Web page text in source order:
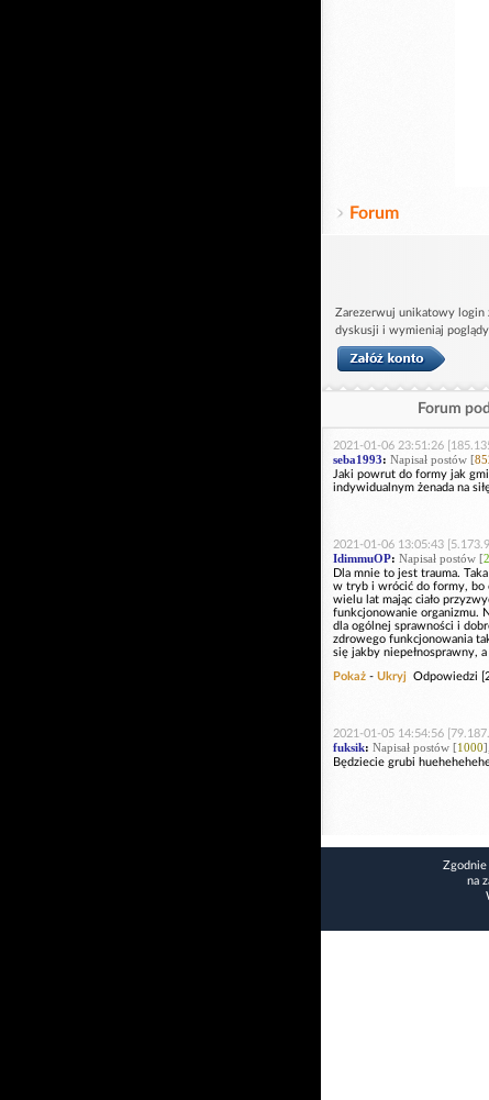
Forum
Zarezerwuj unikatowy login
dyskusji i wymieniaj poglądy
Forum
2021-01-06 23:51:26
seba1993: Napisał postów [
Jaki powrut do formy jak
indywidualnym żenada na
2021-01-06 13:05:43
IdimmuOP: Napisał postów [
Dla mnie to jest trauma.
w tryb i wrócić do formy, bo
wielu lat mając ciało
funkcjonowanie organizmu.
dla ogólnej sprawności i
zdrowego funkcjonowania
się jakby niepełnosprawny,
Pokaż - Ukryj Odpowiedzi
2021-01-05 14:54:56
fuksik: Napisał postów [1000
Będziecie grubi
Zgodnie
na